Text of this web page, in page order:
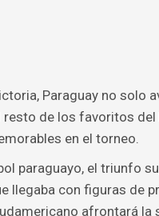
Paraguay no solo
resto de los favoritos
en el torneo.
paraguayo, el triunfo
llegaba con figuras de
afrontará la